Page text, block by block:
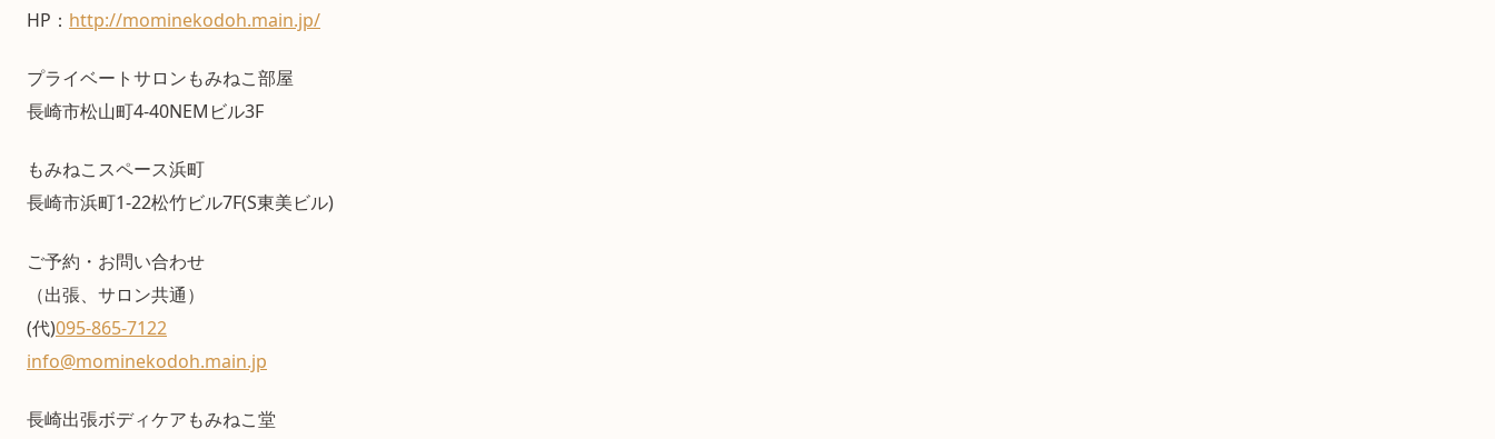
HP： http://mominekodoh.main.jp/
プライベートサロンもみねこ部屋
長崎市松山町4-40NEMビル3F
もみねこスペース浜町
長崎市浜町1-22松竹ビル7F(S東美ビル)
ご予約・お問い合わせ
（出張、サロン共通）
(代)095-865-7122
info@mominekodoh.main.jp
長崎出張ボディケアもみねこ堂